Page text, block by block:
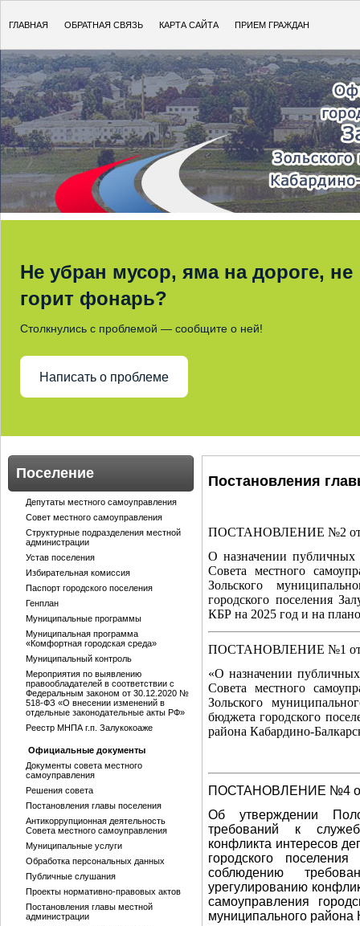
ГЛАВНАЯ ОБРАТНАЯ СВЯЗЬ КАРТА САЙТА ПРИЕМ ГРАЖДАН
Не убран мусор, яма на дороге, не
горит фонарь?
Столкнулись с проблемой — сообщите о ней!
Написать о проблеме
Поселение
Депутаты местного самоуправления
Совет местного самоуправления
Структурные подразделения местной
администрации
Устав поселения
Избирательная комиссия
Паспорт городского поселения
Генплан
Муниципальные программы
Муниципальная программа
«Комфортная городская среда»
Муниципальный контроль
Мероприятия по выявлению
правообладателей в соответствии с
Федеральным законом от 30.12.2020 №
518-ФЗ «О внесении изменений в
отдельные законодательные акты РФ»
Реестр МНПА г.п. Залукокоаже
Официальные документы
Документы совета местного
самоуправления
Решения совета
Постановления главы поселения
Антикоррупционная деятельность
Совета местного самоуправления
Муниципальные услуги
Обработка персональных данных
Публичные слушания
Проекты нормативно-правовых актов
Постановления главы местной
администрации
Постановления
ПОСТАНОВЛЕНИЕ №2 от
О назначении
Совета местного
Зольского
городского поселения
КБР на 2025 год и на
ПОСТАНОВЛЕНИЕ №1 от
«О назначении
Совета местного
Зольского
бюджета городского
района Кабардино-
ПОСТАНОВЛЕНИЕ №4 от
Об утверждении
требований к
конфликта интересов
городского
соблюдению
урегулированию
самоуправления
муниципального района